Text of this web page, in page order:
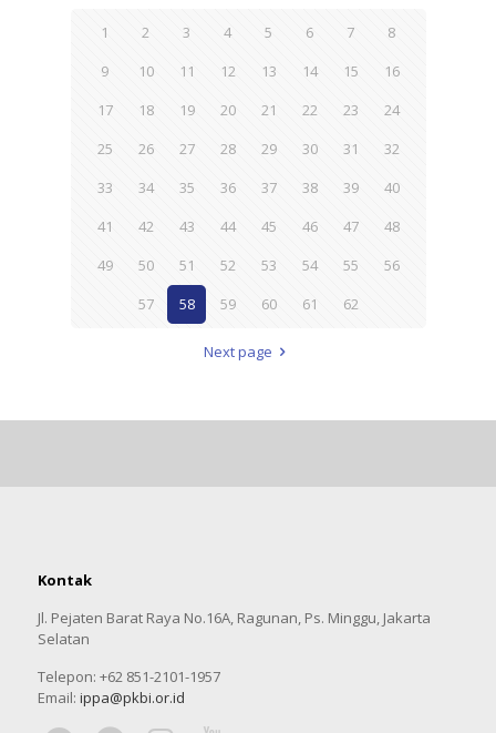
1 2 3 4 5 6 7
8
9
10 11 12 13 14 15
16
17
18 19 20 21 22 23
24
25
26 27 28 29 30 31
32
33
34 35 36 37 38 39
40
41
42 43 44 45 46 47
48
49
50 51 52 53 54 55
56
57
58 59 60 61 62
Next page
Kontak
Jl. Pejaten Barat Raya No.16A, Ragunan, Ps. Minggu, Jakarta
Selatan
Telepon: +62 851-2101-1957
Email: ippa@pkbi.or.id